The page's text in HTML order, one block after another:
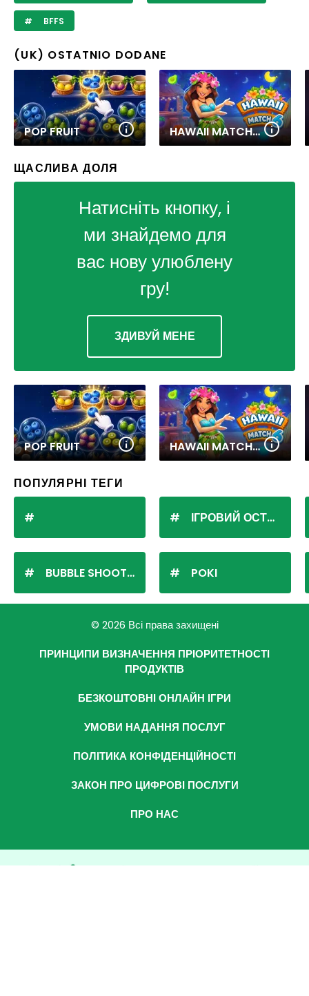
BFFS
(UK) OSTATNIO DODANE
POP FRUIT HAWAII MATCH 6
ЩАСЛИВА ДОЛЯ
Натисніть кнопку, і
ми знайдемо для
вас нову улюблену
гру!
ЗДИВУЙ МЕНЕ
POP FRUIT HAWAII MATCH 6
ПОПУЛЯРНІ ТЕГИ
BUBBLE SHOOTER
ІГРОВИЙ ОСТРІВ
POKI
© 2026 Всі права захищені
ПРИНЦИПИ ВИЗНАЧЕННЯ ПРІОРИТЕТНОСТІ
ПРОДУКТІВ
БЕЗКОШТОВНІ ОНЛАЙН ІГРИ
УМОВИ НАДАННЯ ПОСЛУГ
ПОЛІТИКА КОНФІДЕНЦІЙНОСТІ
ЗАКОН ПРО ЦИФРОВІ ПОСЛУГИ
ПРО НАС